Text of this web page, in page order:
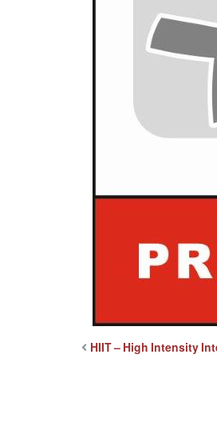
HIIT – High Intensity